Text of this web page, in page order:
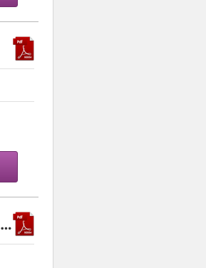
2027 수능 특강 동아시아사 중요 개념 빈칸 정리[정답]